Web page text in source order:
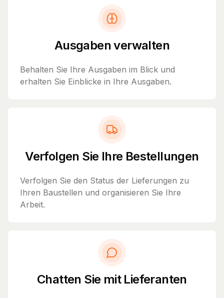
Ausgaben verwalten
Behalten Sie Ihre Ausgaben im Blick und
erhalten Sie Einblicke in Ihre Ausgaben.
Verfolgen Sie Ihre Bestellungen
Verfolgen Sie den Status der Lieferungen zu
Ihren Baustellen und organisieren Sie Ihre
Arbeit.
Chatten Sie mit Lieferanten